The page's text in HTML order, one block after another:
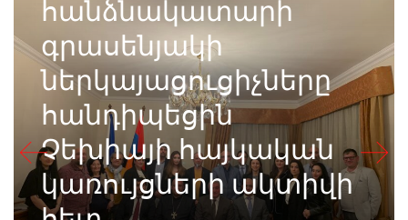
հանձնակատարի
գրասենյակի
ներկայացուցիչները
հանդիպեցին
Չեխիայի հայկական
կառույցների ակտիվի